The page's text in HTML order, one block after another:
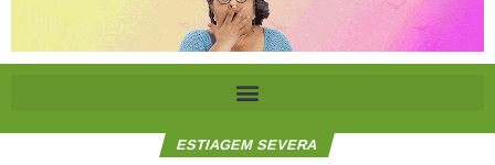
ESTIAGEM SEVERA